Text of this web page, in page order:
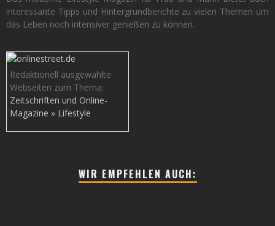
interessante Tipps und Hintergrundberichte zu vielen Themen um
das Leben noch intensiver genießen zu können.
Redaktionell ausgewählte
Webseiten zum Thema:
Zeitschriften und Online-
Magazine » Lifestyle
WIR EMPFEHLEN AUCH: